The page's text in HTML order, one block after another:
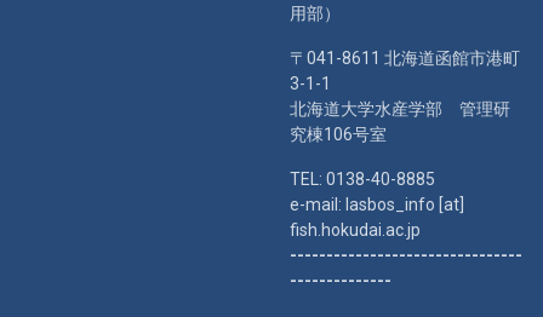
用部）
〒041-8611 北海道函館市港町
3-1-1
北海道大学水産学部 管理研
究棟106号室
TEL: 0138-40-8885
e-mail: lasbos_info [at]
fish.hokudai.ac.jp
--------------------------------
--------------